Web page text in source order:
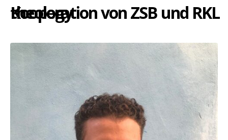
theology
Kooperation von ZSB und RKL